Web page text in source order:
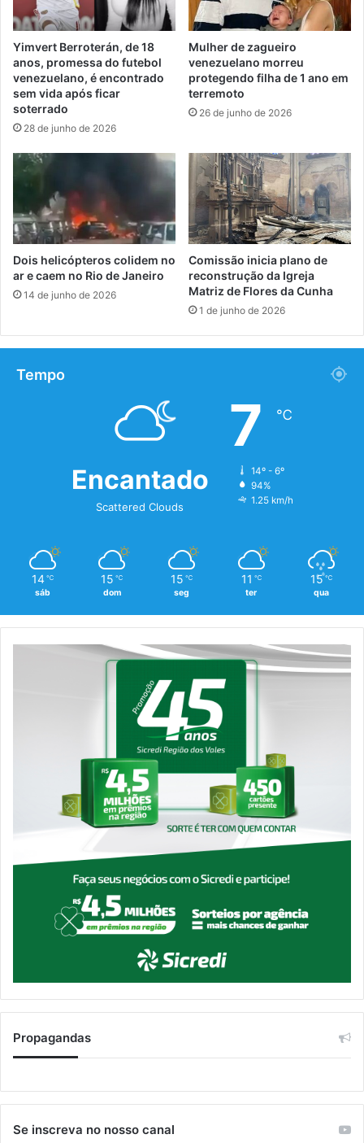
Yimvert Berroterán, de 18
anos, promessa do futebol
venezuelano, é encontrado
sem vida após ficar
soterrado
28 de junho de 2026
Mulher de zagueiro
venezuelano morreu
protegendo filha de 1 ano em
terremoto
26 de junho de 2026
Dois helicópteros colidem no
ar e caem no Rio de Janeiro
14 de junho de 2026
Comissão inicia plano de
reconstrução da Igreja
Matriz de Flores da Cunha
1 de junho de 2026
Tempo
Encantado
Scattered Clouds
7 ℃
14º - 6º
94%
1.25 km/h
14 ℃
sáb
15 ℃
dom
15 ℃
seg
11 ℃
ter
15 ℃
qua
Propagandas
Se inscreva no nosso canal